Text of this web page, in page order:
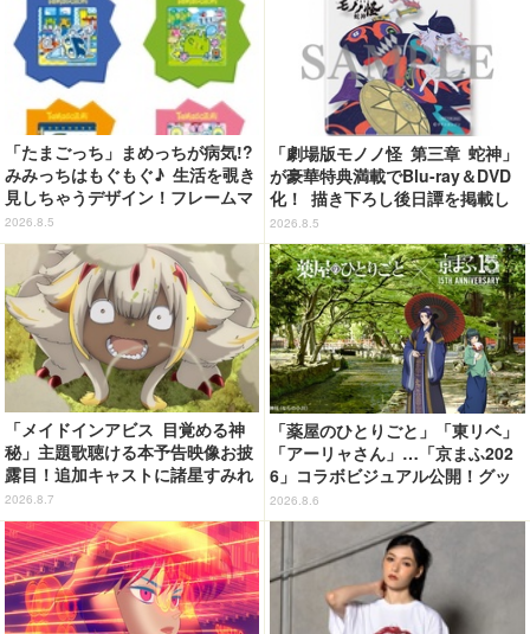
「たまごっち」まめっちが病気!?
みみっちはもぐもぐ♪ 生活を覗き
見しちゃうデザイン！フレームマ
グネット「ぴたっとフレーム」登
場☆
2026.8.5
「劇場版モノノ怪 第三章 蛇神」
が豪華特典満載でBlu-ray＆DVD
化！ 描き下ろし後日譚を掲載し
たブックレットなど
2026.8.5
「メイドインアビス 目覚める神
秘」主題歌聴ける本予告映像お披
露目！追加キャストに諸星すみれ
&星野貴紀
2026.8.7
「薬屋のひとりごと」「東リベ」
「アーリャさん」…「京まふ202
6」コラボビジュアル公開！グッ
ズなどの最新情報も
2026.8.6